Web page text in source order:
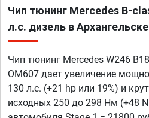
Чип тюнинг Mercedes B-
л.с. дизель в Архангельске
Чип тюнинг Mercedes W246
OM607 дает увеличение
130 л.с. (+21 hp или 19%) и
исходных 250 до 298 Нм (+48